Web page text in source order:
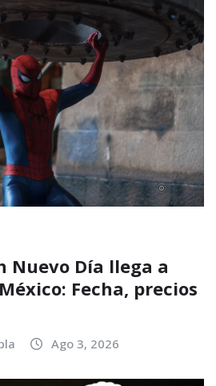
Nuevo Día llega a
Fecha, precios
Ago 3, 2026